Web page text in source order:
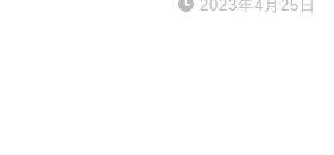
2023年4月25日